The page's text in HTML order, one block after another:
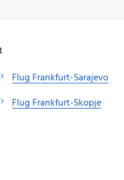
Flug Frankfurt-Sarajevo
Flug Frankfurt-Skopje